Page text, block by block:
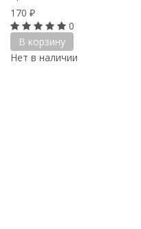
170 ₽
0
В корзину
Нет в наличии